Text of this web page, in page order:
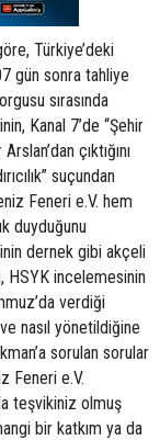
Türkiye’deki
gün sonra tahliye
sırasında
Kanal 7’de “Şehir
çıktığını
suçundan
Feneri e.V. hem
duyduğunu
dernek gibi akçeli
HSYK incelemesinin
verdiği
nasıl yönetildiğine
sorulan sorular
Feneri e.V.
teşvikiniz olmuş
bir katkım ya da